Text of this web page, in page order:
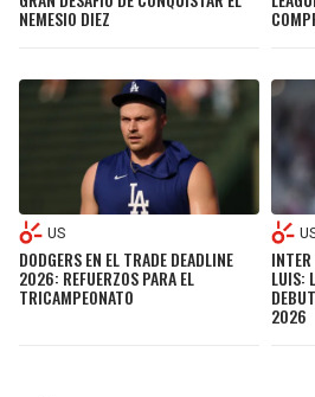
NEMESIO DIEZ
US
DODGERS EN EL TRADE DEADLINE
2026: REFUERZOS PARA EL
TRICAMPEONATO
LUIS:
2026